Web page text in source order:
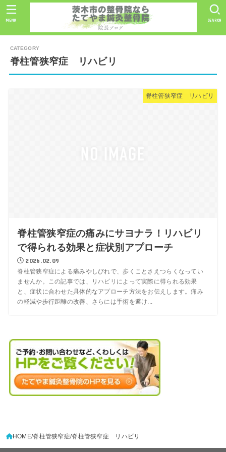
SEARCH
MENU
脊柱管狭窄症 リハビリ
脊柱管狭窄症 リハビリ
脊柱管狭窄症の痛みにサヨナラ！リハビリ
で得られる効果と症状別アプローチ
2026.02.09
脊柱管狭窄症による痛みやしびれで、歩くことさえつらくなってい
ませんか。この記事では、リハビリによって実際に得られる効果
と、症状に合わせた具体的なアプローチ方法をお伝えします。痛み
の軽減や歩行距離の改善、さらには手術を避け...
HOME 脊柱管狭窄症 脊柱管狭窄症 リハビリ